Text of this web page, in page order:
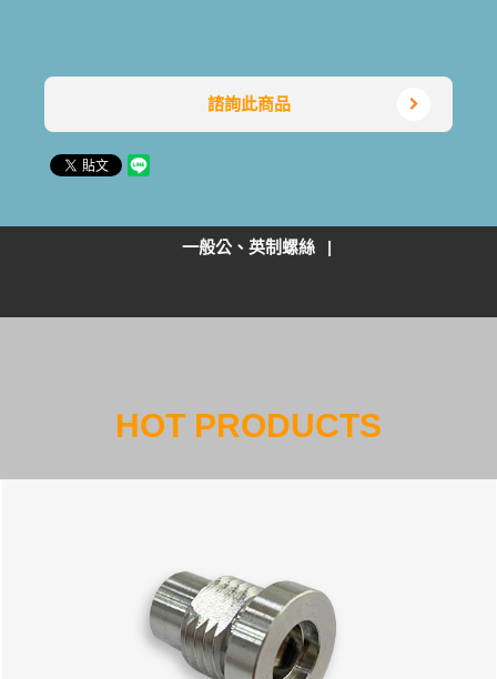
諮詢此商品
一般公、英制螺絲
HOT PRODUCTS